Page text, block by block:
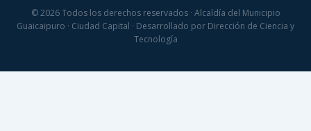
© 2026 Todos los derechos reservados · Alcaldía del Municipio
Guaicaipuro · Ciudad Capital · Desarrollado por Dirección de Ciencia y
Tecnología